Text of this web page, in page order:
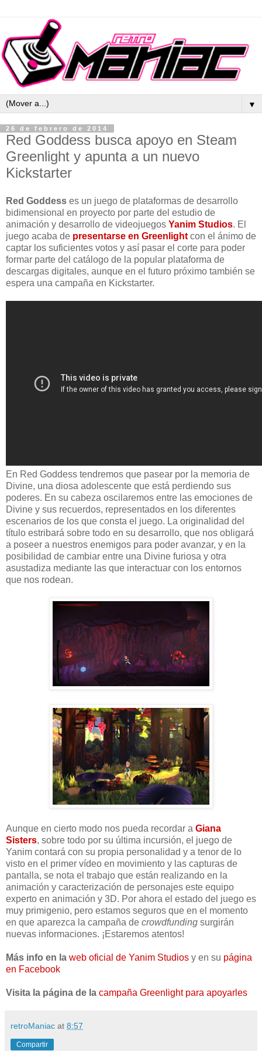
▼
26 de febrero de 2014
Red Goddess busca apoyo en Steam
Greenlight y apunta a un nuevo
Kickstarter
Red Goddess es un juego de plataformas de desarrollo
bidimensional en proyecto por parte del estudio de
animación y desarrollo de videojuegos Yanim Studios. El
juego acaba de presentarse en Greenlight con el ánimo de
captar los suficientes votos y así pasar el corte para poder
formar parte del catálogo de la popular plataforma de
descargas digitales, aunque en el futuro próximo también se
espera una campaña en Kickstarter.
En Red Goddess tendremos que pasear por la memoria de
Divine, una diosa adolescente que está perdiendo sus
poderes. En su cabeza oscilaremos entre las emociones de
Divine y sus recuerdos, representados en los diferentes
escenarios de los que consta el juego. La originalidad del
título estribará sobre todo en su desarrollo, que nos obligará
a poseer a nuestros enemigos para poder avanzar, y en la
posibilidad de cambiar entre una Divine furiosa y otra
asustadiza mediante las que interactuar con los entornos
que nos rodean.
Aunque en cierto modo nos pueda recordar a Giana
Sisters, sobre todo por su última incursión, el juego de
Yanim contará con su propia personalidad y a tenor de lo
visto en el primer vídeo en movimiento y las capturas de
pantalla, se nota el trabajo que están realizando en la
animación y caracterización de personajes este equipo
experto en animación y 3D. Por ahora el estado del juego es
muy primigenio, pero estamos seguros que en el momento
en que aparezca la campaña de crowdfunding surgirán
nuevas informaciones. ¡Estaremos atentos!
Más info en la web oficial de Yanim Studios y en su página
en Facebook
Visita la página de la campaña Greenlight para apoyarles
retroManiac at 8:57
Compartir